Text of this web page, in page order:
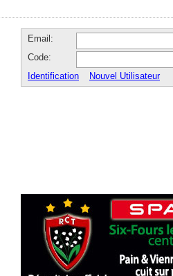
Email:
Code:
Identification
Nouvel Utilisateur